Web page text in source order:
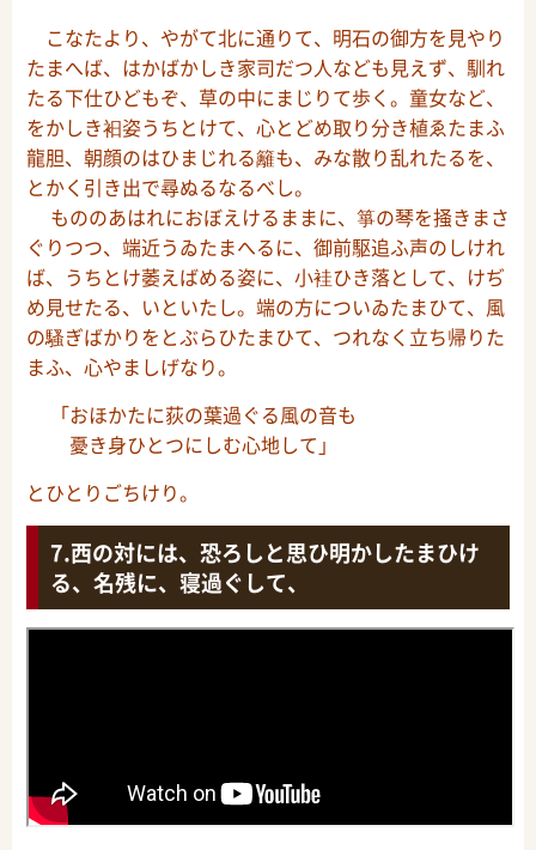
こなたより、やがて北に通りて、明石の御方を見やり
たまへば、はかばかしき家司だつ人なども見えず、馴れ
たる下仕ひどもぞ、草の中にまじりて歩く。童女など、
をかしき衵姿うちとけて、心とどめ取り分き植ゑたまふ
龍胆、朝顔のはひまじれる籬も、みな散り乱れたるを、
とかく引き出で尋ぬるなるべし。
もののあはれにおぼえけるままに、箏の琴を掻きまさ
ぐりつつ、端近うゐたまへるに、御前駆追ふ声のしけれ
ば、うちとけ萎えばめる姿に、小袿ひき落として、けぢ
め見せたる、いといたし。端の方についゐたまひて、風
の騷ぎばかりをとぶらひたまひて、つれなく立ち帰りた
まふ、心やましげなり。
「おほかたに荻の葉過ぐる風の音も
憂き身ひとつにしむ心地して」
とひとりごちけり。
西の対には、恐ろしと思ひ明かしたまひけ
る、名残に、寝過ぐして、